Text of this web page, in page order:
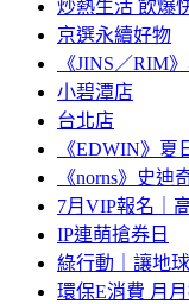
炒熱生活 飲爆
京選永續好物
《JINS／RIM
小碧潭店
台北店
《EDWIN》夏
《norns》史
7月VIP報名｜
IP連萌搶券日
綠行動｜讓地
環保E消費 月